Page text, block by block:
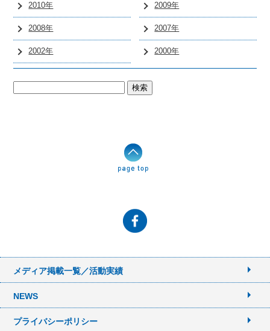
2010年 2009年
2008年 2007年
2002年 2000年
メディア掲載一覧／活動実績
NEWS
プライバシーポリシー